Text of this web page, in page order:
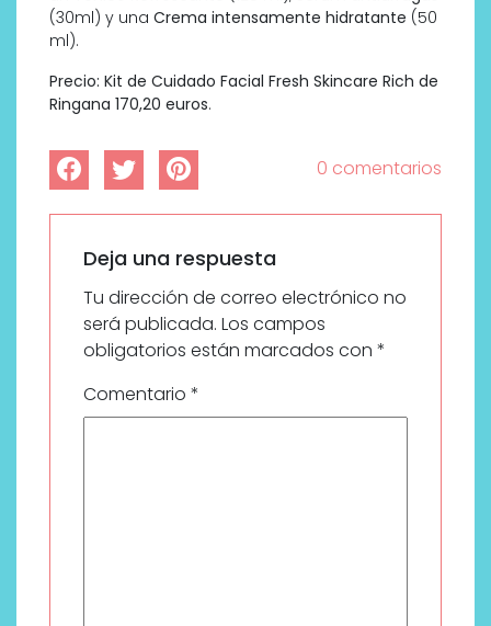
(30ml) y una Crema intensamente hidratante (50
ml).
Precio: Kit de Cuidado Facial Fresh Skincare Rich de
Ringana 170,20 euros.
0 comentarios
Deja una respuesta
Tu dirección de correo electrónico no
será publicada. Los campos
obligatorios están marcados con *
Comentario *